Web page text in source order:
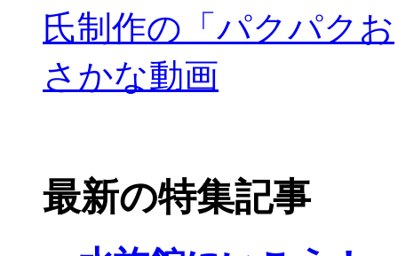
最新の特集記事